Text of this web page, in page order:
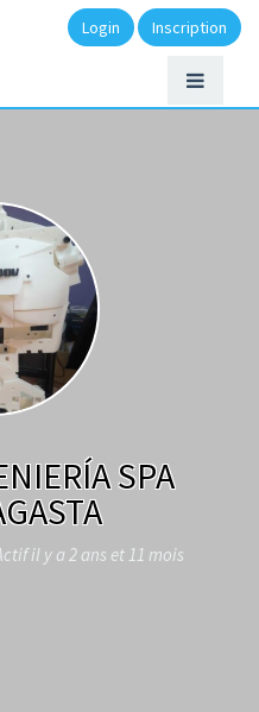
Login Inscription
SPA
il y a 2 ans et 11 mois